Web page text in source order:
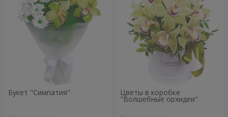
Букет "Симпатия" Цветы в коробке
"Волшебные орхидеи"